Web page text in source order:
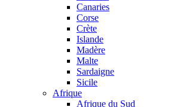
Canaries
Corse
Crète
Islande
Madère
Malte
Sardaigne
Sicile
Afrique
Afrique du Sud